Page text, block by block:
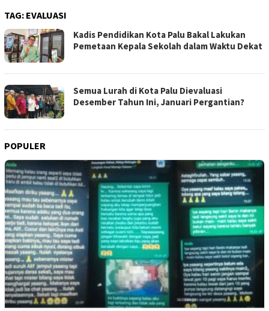
TAG: EVALUASI
Kadis Pendidikan Kota Palu Bakal Lakukan
Pemetaan Kepala Sekolah dalam Waktu Dekat
Semua Lurah di Kota Palu Dievaluasi
Desember Tahun Ini, Januari Pergantian?
POPULER